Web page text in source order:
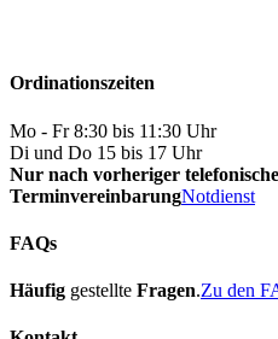
Ordinationszeiten
Mo - Fr 8:30 bis 11:30 Uhr
Di und Do 15 bis 17 Uhr
Nur nach vorheriger
TerminvereinbarungNotdienst
FAQs
Häufig gestellte Fragen.Zu den